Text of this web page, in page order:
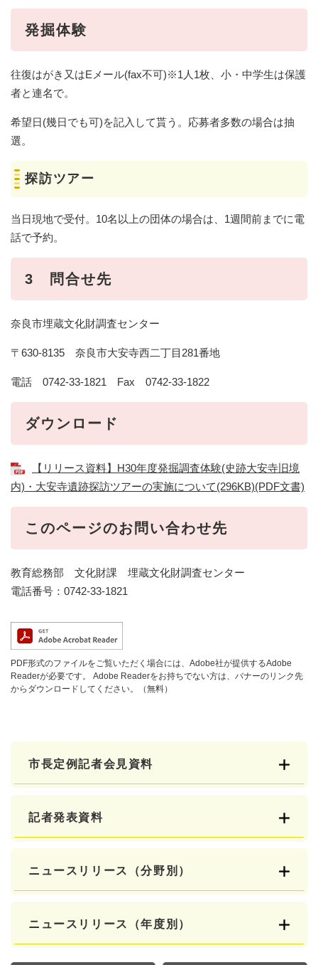
発掘体験
往復はがき又はEメール(fax不可)※1人1枚、小・中学生は保護
者と連名で。
希望日(幾日でも可)を記入して貰う。応募者多数の場合は抽
選。
探訪ツアー
当日現地で受付。10名以上の団体の場合は、1週間前までに電
話で予約。
3 問合せ先
奈良市埋蔵文化財調査センター
〒630-8135 奈良市大安寺西二丁目281番地
電話 0742-33-1821 Fax 0742-33-1822
ダウンロード
【リリース資料】H30年度発掘調査体験(史跡大安寺旧境
内)・大安寺遺跡探訪ツアーの実施について(296KB)(PDF文書)
このページのお問い合わせ先
教育総務部 文化財課 埋蔵文化財調査センター
電話番号：0742-33-1821
PDF形式のファイルをご覧いただく場合には、Adobe社が提供するAdobe
Readerが必要です。
Adobe Readerをお持ちでない方は、バナーのリンク先
からダウンロードしてください。（無料）
市長定例記者会見資料
記者発表資料
ニュースリリース（分野別）
ニュースリリース（年度別）